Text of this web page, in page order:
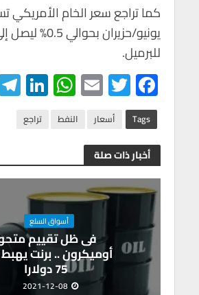
كما تراجع سعر الخام الأمريكي
للبرميل.
F
ac
e
b
o
o
T
wi
tt
er
E
m
ail
W
h
at
A
p
p
Li
n
ke
n
Tags أسعار النفط تراجع
أخبار ذات صلة
أسواق السلع
فى ظل تقييم
أوميكرون .. برنت
75 دولارا
2021-12-08